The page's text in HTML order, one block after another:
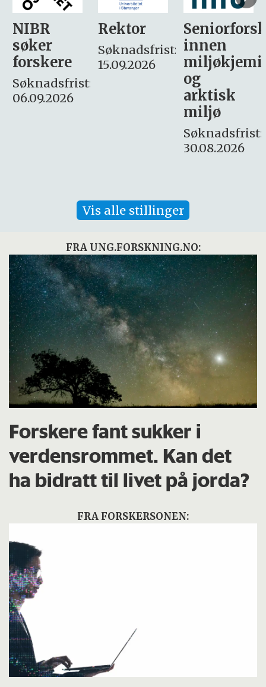
Rektor
Søknadsfrist:
15.09.2026
Seniorforsker
innen
miljøkjemi
søker
– fast
Søknadsfrist:
16. august.
Vis alle stillinger
FRA UNG.FORSKNING.NO:
Forskere fant sukker i
verdensrommet. Kan det
ha bidratt til livet på jorda?
FRA FORSKERSONEN: